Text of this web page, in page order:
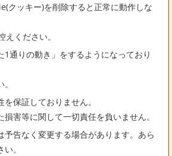
クッキー)を削除すると正常に動作しな
ください。
1通りの動き」をするようになっており
保証しておりません。
損害等に関して一切責任を負いません。
予告なく変更する場合があります。あら
。